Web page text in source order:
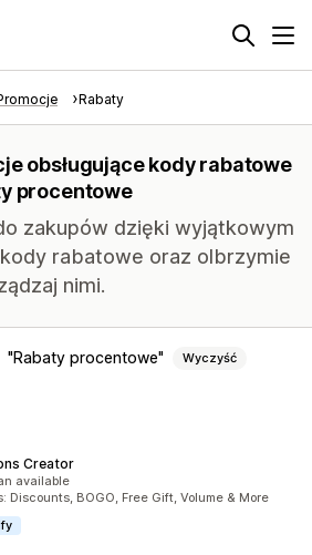
Rabaty
obsługujące kody rabatowe
procentowe
zakupów dzięki wyjątkowym
rabatowe oraz olbrzymie
nimi.
Rabaty procentowe Wyczyść
Creator
30
available
Discounts, BOGO, Free Gift, Volume & More